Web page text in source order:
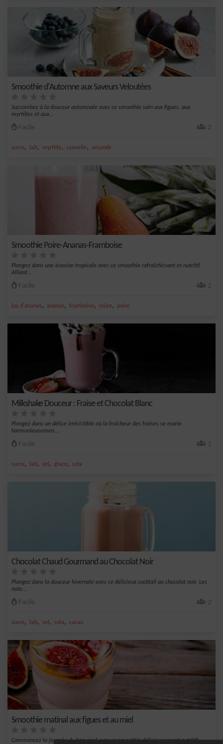
Smoothie d'Automne aux Saveurs Veloutées
Succombez à la douceur automnale avec ce smoothie sain aux figues, aux
myrtilles et aux...
Facile 2
sucre, lait, myrtille, cannelle, amande
Smoothie Poire-Ananas-Framboise
Plongez dans une évasion tropicale avec ce smoothie rafraîchissant et nutritif.
Alliant...
Facile 2
jus d'ananas, ananas, framboise, mûre, poire
Milkshake Douceur : Fraise et Chocolat Blanc
Plongez dans un délice irrésistible où la fraîcheur des fraises se marie
harmonieusemen...
Facile 2
sucre, lait, sel , glace, cola
Chocolat Chaud Gourmand au Chocolat Noir
Plongez dans la douceur hivernale avec ce délicieux cocktail au chocolat noir. Les
note...
Facile 2
sucre, lait, sel , cola, cacao
Smoothie matinal aux figues et au miel
Commencez la journée du bon pied avec ce smoothie délicieusement nutritif